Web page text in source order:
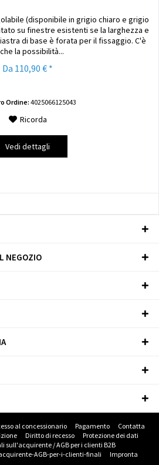
(disponibile in grigio chiaro e grigio
su finestre esistenti se la larghezza e
di base è forata per il fissaggio. C'è
la possibilità...
Da 110,90 € *
Ordine:4025066125043
Ricorda
Vedi dettagli
NEGOZIO
al concessionario Pagamento
Contatta
Diritto di recesso
Protezione dei dati
sull'acquirente / AGB per i clienti B2B
AGB-per-i-clienti-finali
Impronta